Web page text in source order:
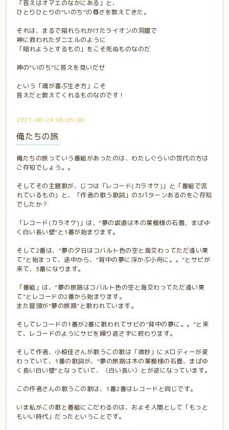
「答えはオマエのなかにある」と、
ひとりひとりの“いのち”の尊さを教えてきた。
それは、まるで陥れられかけたライオンの洞窟で
神に救われたダニエルのように
「陥れようとするもの」をこそ死ぬものなのだ
神の“いのち”に答えを見いだせ
という「魂が喜ぶ生き方」こそ
答えだと教えてくれるものなのです！
2021-06-24 06:05:00
俺たちの旅
俺たちの旅っていう番組があったのは、わたしぐらいの世代の方は
ご存知でしょう。。
そしてその主題歌が、じつは「レコード(カラオケ)」と「番組で流
れているもの」と、「作者の歌う歌詞」の3パターンあるのをご存知
でしたか？
「レコード(カラオケ)」は、“夢の坂道は木の葉模様の石畳、まばゆ
く白い長い壁”と1番が始まります。
そして2番は、“夢の夕日はコバルト色の空と海交わってただ遠い果
て”と始まって、途中から、“背中の夢に浮かぶ小舟に。。”とサビが
来て、3番になります。
「番組」は、“夢の旅路はコバルト色の空と海交わってただ遠い果
て”とレコードの2番から始まります。
また冒頭が“夢の旅路”と歌われています。
そしてレコードの1番が2番に歌われてサビの“背中の夢に。。”と来
て、レコードのようにサビを繰り返さずに終わります。
そして作者、小椋佳さんが歌うこの歌は「微妙」にメロディーが変
わっていて、1番の歌詞が、“夢の旅路は木の葉模様の石畳、まばゆ
く長い白い壁”となっていて、〈白い長い〉とが逆になっています。
この作者さんの歌うこの歌は、1番2番はレコードと同じです。
いま私がこの歌と番組にこだわるのは、およそ人間として「もっと
もいい時代」だったということです。